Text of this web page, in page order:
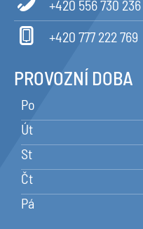
+420 556 730 236
+420 777 222 769
PROVOZNÍ DOBA
Po
Út
St
Čt
Pá